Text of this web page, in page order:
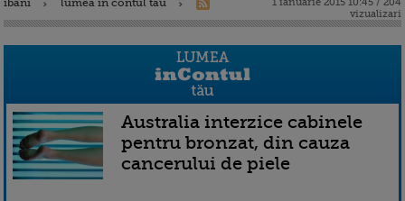
ibani lumea in contul tau
vizualizari
Australia interzice cabinele
pentru bronzat, din cauza
cancerului de piele